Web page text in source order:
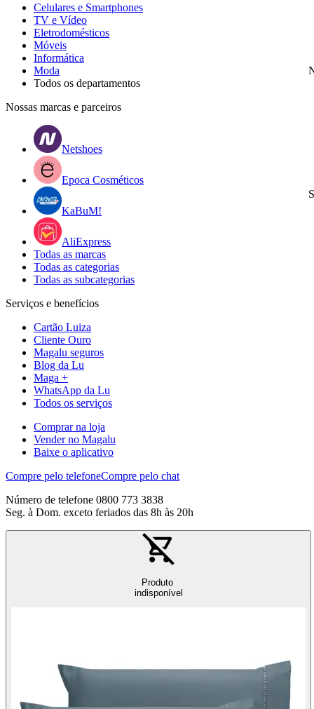
Celulares e Smartphones
TV e Vídeo
Eletrodomésticos
Móveis
Informática
Moda
Todos os departamentos
Nossas marcas e parceiros
Netshoes
Epoca Cosméticos
KaBuM!
AliExpress
Todas as marcas
Todas as categorias
Todas as subcategorias
Serviços e benefícios
Cartão Luiza
Cliente Ouro
Magalu seguros
Blog da Lu
Maga +
WhatsApp da Lu
Todos os serviços
Comprar na loja
Vender no Magalu
Baixe o aplicativo
Compre pelo telefoneCompre pelo chat
Número de telefone 0800 773 3838
Seg. à Dom. exceto feriados das 8h às 20h
Produto
indisponível